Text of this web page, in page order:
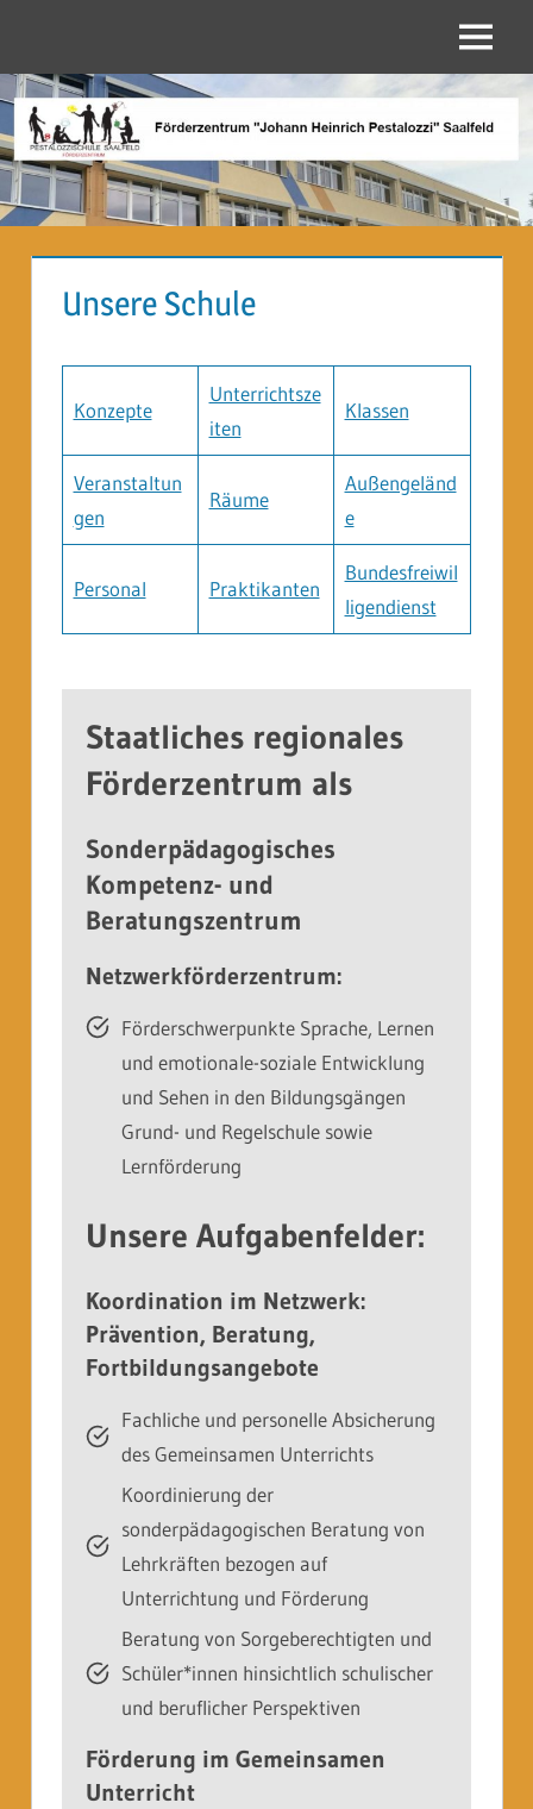
springen
"Johann
Heinrich
Pestalozzi"
Saalfeld
Menü
Unsere Schule
Konzepte
Unterrichtsze
iten
Klassen
Veranstaltun
gen
Räume
Außengeländ
e
Personal Praktikanten
Bundesfreiwil
ligendienst
Staatliches regionales
Förderzentrum als
Sonderpädagogisches
Kompetenz- und
Beratungszentrum
Netzwerkförderzentrum:
Förderschwerpunkte Sprache, Lernen
und emotionale-soziale Entwicklung
und Sehen in den Bildungsgängen
Grund- und Regelschule sowie
Lernförderung
Unsere Aufgabenfelder:
Koordination im Netzwerk:
Prävention, Beratung,
Fortbildungsangebote
Fachliche und personelle Absicherung
des Gemeinsamen Unterrichts
Koordinierung der
sonderpädagogischen Beratung von
Lehrkräften bezogen auf
Unterrichtung und Förderung
Beratung von Sorgeberechtigten und
Schüler*innen hinsichtlich schulischer
und beruflicher Perspektiven
Förderung im Gemeinsamen
Unterricht